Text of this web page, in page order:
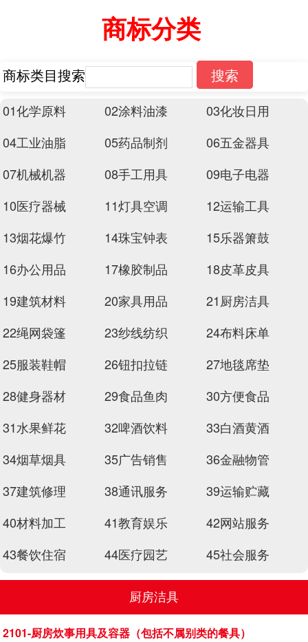
商标分类
商标类目搜索 搜索
01化学原料 02涂料油漆
03化妆日用
04工业油脂
05药品制剂
06五金器具
07机械机器
08手工用具
09电子电器
10医疗器械
11灯具空调
12运输工具
13烟花爆竹
14珠宝钟表
15乐器箫鼓
16办公用品
17橡胶制品
18皮革皮具
19建筑材料
20家具用品
21厨房洁具
22绳网袋篷
23纱线纺织
24布料床单
25服装鞋帽
26钮扣拉链
27地毯席垫
28健身器材
29食品鱼肉
30方便食品
31水果鲜花
32啤酒饮料
33白酒黄酒
34烟草烟具
35广告销售
36金融物管
37建筑修理
38通讯服务
39运输贮藏
40材料加工
41教育娱乐
42网站服务
43餐饮住宿
44医疗园艺 45社会服务
厨房洁具
2101-厨房炊事用具及容器（包括不属别类的餐具）